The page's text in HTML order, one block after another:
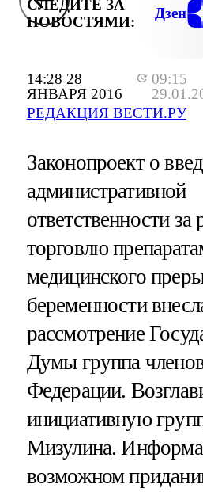
14:28 28
ЯНВАРЯ 2016
09:15
РЕДАКЦИЯ ВЕСТИ.РУ
СЛЕДИТЕ ЗА
НОВОСТЯМИ:
Дзен
Законопроект о
административной
ответственности
торговлю
медицинского
беременности
рассмотрение
Думы группа
Федерации.
инициативную
Мизулина.
возможном